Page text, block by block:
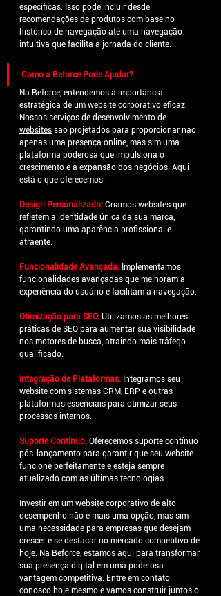
específicas. Isso pode incluir desde
recomendações de produtos com base no
histórico de navegação até uma navegação
intuitiva que facilita a jornada do cliente.
Como a Beforce Pode Ajudar?
Na Beforce, entendemos a importância
estratégica de um website corporativo eficaz.
Nossos serviços de desenvolvimento de
websites são projetados para proporcionar não
apenas uma presença online, mas sim uma
plataforma poderosa que impulsiona o
crescimento e a expansão dos negócios. Aqui
está o que oferecemos:
Design Personalizado: Criamos websites que
refletem a identidade única da sua marca,
garantindo uma aparência profissional e
atraente.
Funcionalidade Avançada: Implementamos
funcionalidades avançadas que melhoram a
experiência do usuário e facilitam a navegação.
Otimização para SEO: Utilizamos as melhores
práticas de SEO para aumentar sua visibilidade
nos motores de busca, atraindo mais tráfego
qualificado.
Integração de Plataformas: Integramos seu
website com sistemas CRM, ERP e outras
plataformas essenciais para otimizar seus
processos internos.
Suporte Contínuo: Oferecemos suporte contínuo
pós-lançamento para garantir que seu website
funcione perfeitamente e esteja sempre
atualizado com as últimas tecnologias.
Investir em um website corporativo de alto
desempenho não é mais uma opção, mas sim
uma necessidade para empresas que desejam
crescer e se destacar no mercado competitivo de
hoje. Na Beforce, estamos aqui para transformar
sua presença digital em uma poderosa
vantagem competitiva. Entre em contato
conosco hoje mesmo e vamos construir juntos o